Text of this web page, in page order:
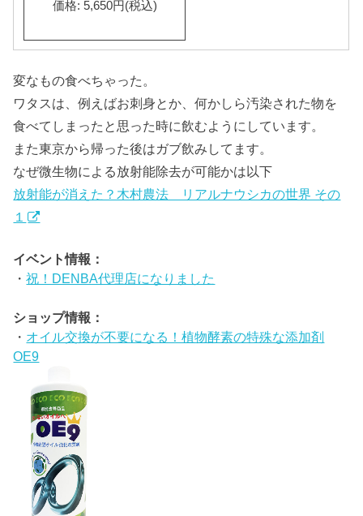
価格: 5,650円(税込)
変なもの食べちゃった。
ワタスは、例えばお刺身とか、何かしら汚染された物を
食べてしまったと思った時に飲むようにしています。
また東京から帰った後はガブ飲みしてます。
なぜ微生物による放射能除去が可能かは以下
放射能が消えた？木村農法 リアルナウシカの世界 その
１
イベント情報：
・祝！DENBA代理店になりました
ショップ情報：
・ オイル交換が不要になる！植物酵素の特殊な添加剤
OE9